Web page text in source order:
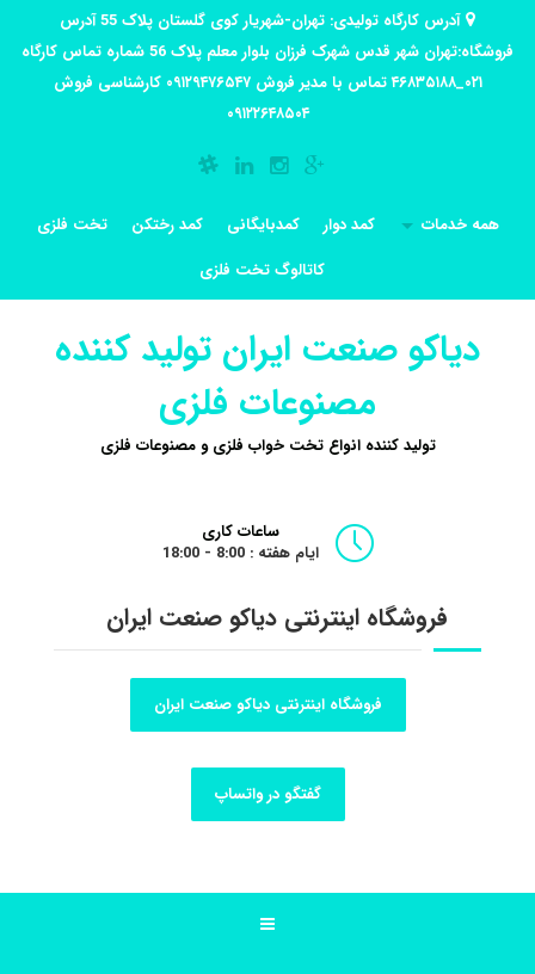
آدرس کارگاه تولیدی: تهران-شهریار کوی گلستان پلاک 55 آدرس
فروشگاه:تهران شهر قدس شهرک فرزان بلوار معلم پلاک 56 شماره تماس کارگاه
۰۲۱_۴۶۸۳۵۱۸۸ تماس با مدیر فروش ۰۹۱۲۹۴۷۶۵۴۷ کارشناسی فروش
۰۹۱۲۲۶۴۸۵۰۴
همه خدمات کمد دوار کمدبایگانی کمد رختکن
تخت فلزی
کاتالوگ تخت فلزی
دیاکو صنعت ایران تولید کننده
مصنوعات فلزی
تولید کننده انواع تخت خواب فلزی و مصنوعات فلزی
ساعات کاری
ایام هفته : 8:00 - 18:00
فروشگاه اینترنتی دیاکو صنعت ایران
فروشگاه اینترنتی دیاکو صنعت ایران
گفتگو در واتساپ